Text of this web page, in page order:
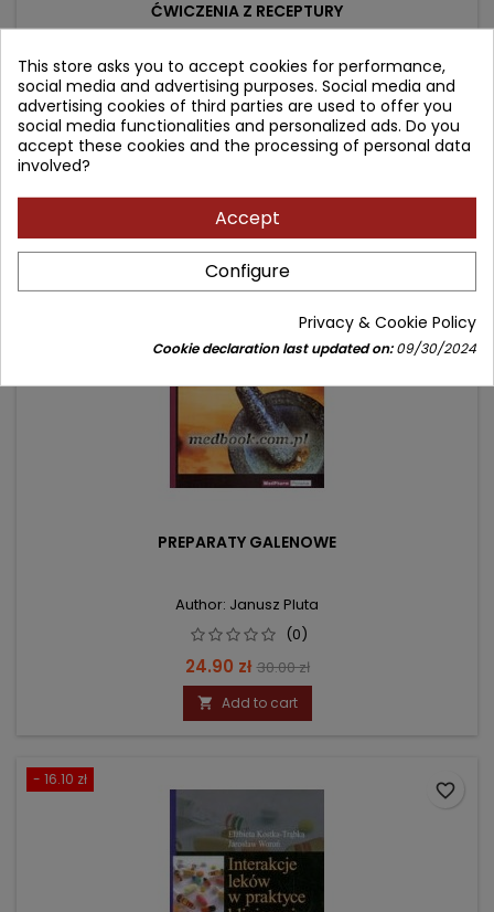
ĆWICZENIA Z RECEPTURY
Author: Leszek Krówczyński
(0)
Price
27.90 zł Regular
price
36.00 zł
- 5.10 zł
PREPARATY GALENOWE
Author: Janusz Pluta
(0)
Price
24.90 zł Regular
price
30.00 zł
 Add to cart
favorite_border
- 16.10 zł
favorite_border
This store asks you to accept cookies for performance,
social media and advertising purposes. Social media and
advertising cookies of third parties are used to offer you
social media functionalities and personalized ads. Do you
accept these cookies and the processing of personal data
involved?
Accept
Configure
Privacy & Cookie Policy
Cookie declaration last updated on:09/30/2024